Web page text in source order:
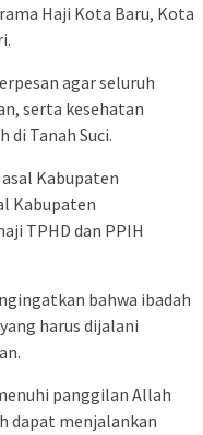
Haji Kota Baru, Kota
agar seluruh
serta kesehatan
di Tanah Suci.
Kabupaten
Kabupaten
TPHD dan PPIH
bahwa ibadah
harus dijalani
panggilan Allah
dapat menjalankan